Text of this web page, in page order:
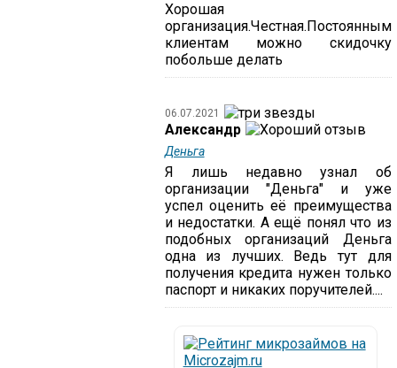
Хорошая
организация.Честная.Постоянным
клиентам можно скидочку
побольше делать
06.07.2021
Александр
Деньга
Я лишь недавно узнал об
организации "Деньга" и уже
успел оценить её преимущества
и недостатки. А ещё понял что из
подобных организаций Деньга
одна из лучших. Ведь тут для
получения кредита нужен только
паспорт и никаких поручителей....